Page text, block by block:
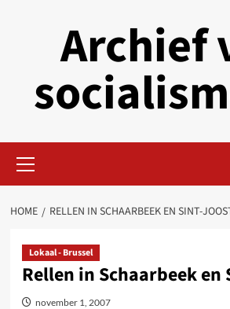
Archief
Menu
HOME RELLEN IN SCHAARBEEK EN SINT-
Lokaal - Brussel
Rellen in Schaarbeek en
november 1, 2007